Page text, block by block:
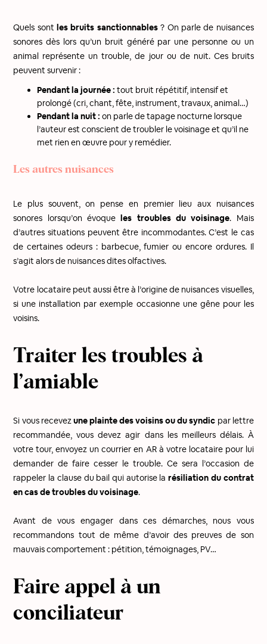
Quels sont les bruits sanctionnables? On parle de nuisances
sonores dès lors qu’un bruit généré par une personne ou un
animal représente un trouble, de jour ou de nuit. Ces bruits
peuvent survenir :
Pendant la journée : tout bruit répétitif, intensif et
prolongé (cri, chant, fête, instrument, travaux, animal…)
Pendant la nuit : on parle de tapage nocturne lorsque
l’auteur est conscient de troubler le voisinage et qu’il ne
met rien en œuvre pour y remédier.
Les autres nuisances
Le plus souvent, on pense en premier lieu aux nuisances
sonores lorsqu’on évoque les troubles du voisinage. Mais
d’autres situations peuvent être incommodantes. C’est le cas
de certaines odeurs : barbecue, fumier ou encore ordures. Il
s’agit alors de nuisances dites olfactives.
Votre locataire peut aussi être à l’origine de nuisances visuelles,
si une installation par exemple occasionne une gêne pour les
voisins.
Traiter les troubles à
l’amiable
Si vous recevezune plainte des voisins ou du syndic par lettre
recommandée, vous devez agir dans les meilleurs délais. À
votre tour, envoyez un courrier en AR à votre locataire pour lui
demander de faire cesser le trouble. Ce sera l’occasion de
rappeler la clause du bail qui autorise larésiliation du contrat
en cas de troubles du voisinage.
Avant de vous engager dans ces démarches, nous vous
recommandons tout de même d’avoir des preuves de son
mauvais comportement : pétition, témoignages, PV…
Faire appel à un
conciliateur